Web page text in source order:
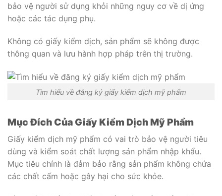
bảo vệ người sử dụng khỏi những nguy cơ về dị ứng
hoặc các tác dụng phụ.
Không có giấy kiểm dịch, sản phẩm sẽ không được
thông quan và lưu hành hợp pháp trên thị trường.
Tìm hiểu về đăng ký giấy kiểm dịch mỹ phẩm
Mục Đích Của Giấy Kiểm Dịch Mỹ Phẩm
Giấy kiểm dịch mỹ phẩm có vai trò bảo vệ người tiêu
dùng và kiểm soát chất lượng sản phẩm nhập khẩu.
Mục tiêu chính là đảm bảo rằng sản phẩm không chứa
các chất cấm hoặc gây hại cho sức khỏe.